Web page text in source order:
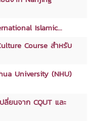
Islamic...
Course สำหรับ
University (NHU)
ยนจาก CQUT และ